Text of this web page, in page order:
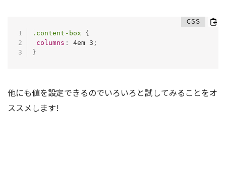
.content-box
{
columns : 4em 3 ;
}
他にも値を設定できるのでいろいろと試してみることをオ
ススメします!